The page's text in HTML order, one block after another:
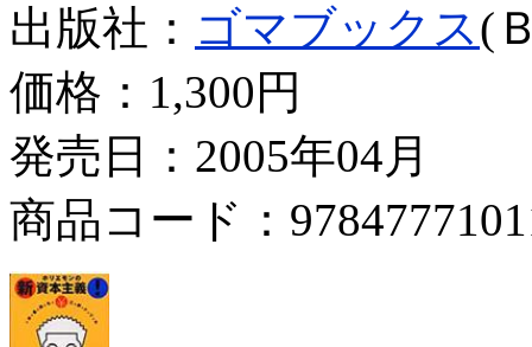
出版社： ゴマブックス(
価格： 1,300円
発売日：2005年04月
商品コード：